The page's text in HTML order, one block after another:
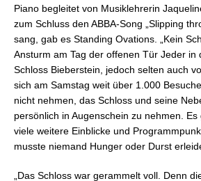
Piano begleitet von Musiklehrerin
zum Schluss den ABBA-Song „Slipping
sang, gab es Standing Ovations. „Kein
Ansturm am Tag der offenen Tür Jeder in
Schloss Bieberstein, jedoch selten auch
sich am Samstag weit über 1.000
nicht nehmen, das Schloss und seine
persönlich in Augenschein zu nehmen.
viele weitere Einblicke und
musste niemand Hunger oder Durst
„Das Schloss war gerammelt voll. Denn